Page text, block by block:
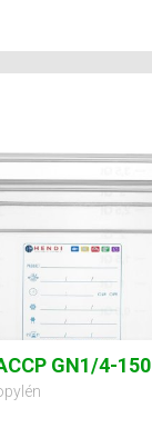
GN1/4-150